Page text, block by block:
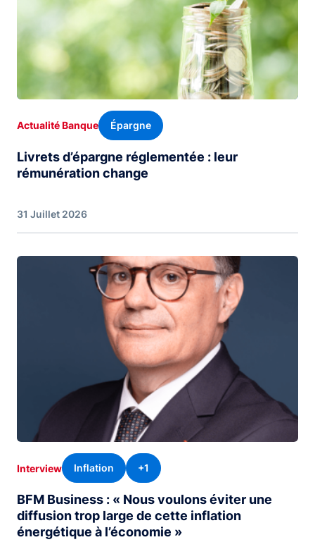
Actualité Banque Épargne
Livrets d’épargne réglementée : leur
rémunération change
31 Juillet 2026
Image
Interview Inflation +1
BFM Business : « Nous voulons éviter une
diffusion trop large de cette inflation
énergétique à l’économie »